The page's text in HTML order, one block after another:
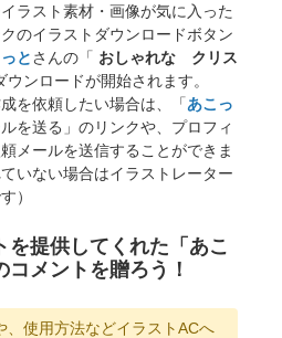
ラスト素材・画像が気に入った
のイラストダウンロードボタン
とさんの「 おしゃれな クリス
ウンロードが開始されます。
を依頼したい場合は、「あこっ
を送る」のリンクや、プロフィ
メールを送信することができま
いない場合はイラストレーター
）
を提供してくれた「あこ
メントを贈ろう！
、使用方法などイラストACへ